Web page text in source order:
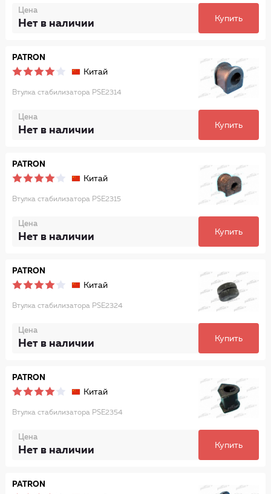
Цена
Нет в наличии Купить
PATRON
Китай
Втулка стабилизатора PSE2314
Цена
Нет в наличии Купить
PATRON
Китай
Втулка стабилизатора PSE2315
Цена
Нет в наличии Купить
PATRON
Китай
Втулка стабилизатора PSE2324
Цена
Нет в наличии Купить
PATRON
Китай
Втулка стабилизатора PSE2354
Цена
Нет в наличии Купить
PATRON